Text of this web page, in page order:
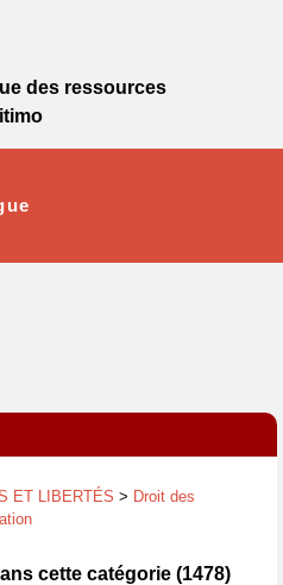
ET LIBERTÉS > Droit des
cette catégorie (1478)
des ressources